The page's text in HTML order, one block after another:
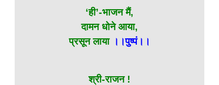
‘ही’-भाजन मैं,
दामन धोने आया,
प्रसून लाया ।।पुष्पं।।
श्री-राजन !